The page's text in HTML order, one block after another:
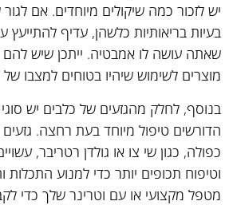
יש לזכור כמה שיקולים מיוחדים. אם
בעיות בריאותיות כלשהן, עדיף להתייעץ
שאתה עושה לו אמבטיה. ייתכן שיש להם
מוצרים לשימוש שיהיו בטוחים למצבו
בנוסף, לחלק מהגזעים של כלבים יש סוגי
הדורשים טיפול מיוחד בעת רחצה.
כפולה, כגון שי צו או גולדן רטריבר,
וטיפוח תכופים יותר כדי למנוע
מטפל מקצועי או עם וטרינר שלך כדי